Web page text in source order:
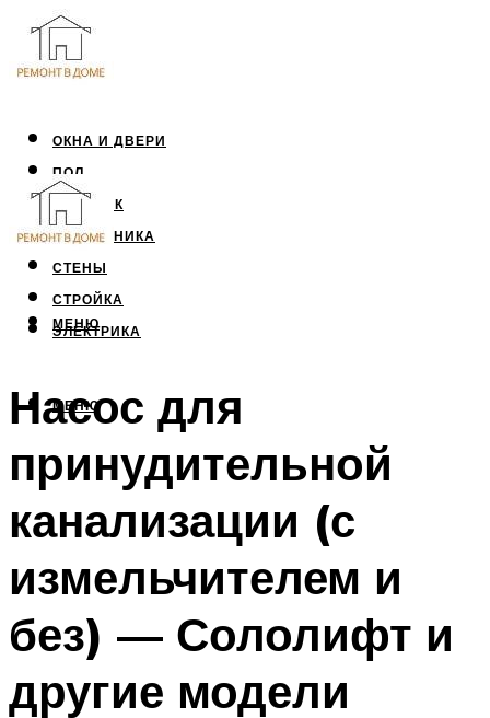
ОКНА И ДВЕРИ
ПОЛ
ПОТОЛОК
САНТЕХНИКА
СТЕНЫ
СТРОЙКА
ЭЛЕКТРИКА
МЕНЮ
МЕНЮ
Насос для
принудительной
канализации (с
измельчителем и
без) — Сололифт и
другие модели